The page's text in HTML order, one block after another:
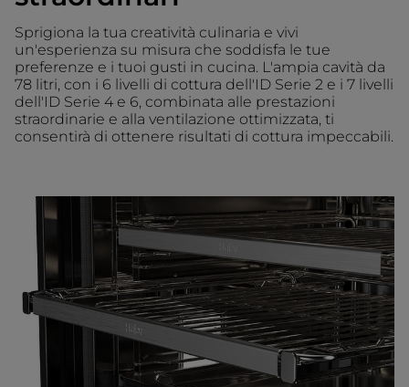
Sprigiona la tua creatività culinaria e vivi
un'esperienza su misura che soddisfa le tue
preferenze e i tuoi gusti in cucina. L'ampia cavità da
78 litri, con i 6 livelli di cottura dell'ID Serie 2 e i 7 livelli
dell'ID Serie 4 e 6, combinata alle prestazioni
straordinarie e alla ventilazione ottimizzata, ti
consentirà di ottenere risultati di cottura impeccabili.